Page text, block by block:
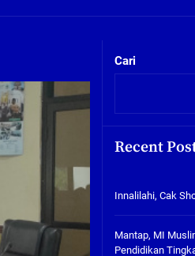
Minta Ada Pakta Integritas
Cari
Recent
Innalilahi, Cak
Mantap, MI
Pendidikan